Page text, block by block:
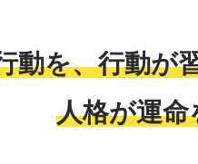
動を、行動が
人格が運